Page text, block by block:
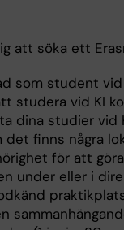
att söka ett
som student
studera vid KI
dina studier vid
det finns några
för att
under eller i